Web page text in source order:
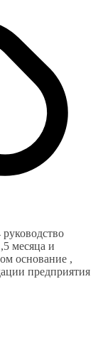
месяца и
основание ,
предприятия